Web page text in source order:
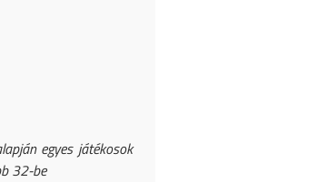
egyes játékosok
32-be